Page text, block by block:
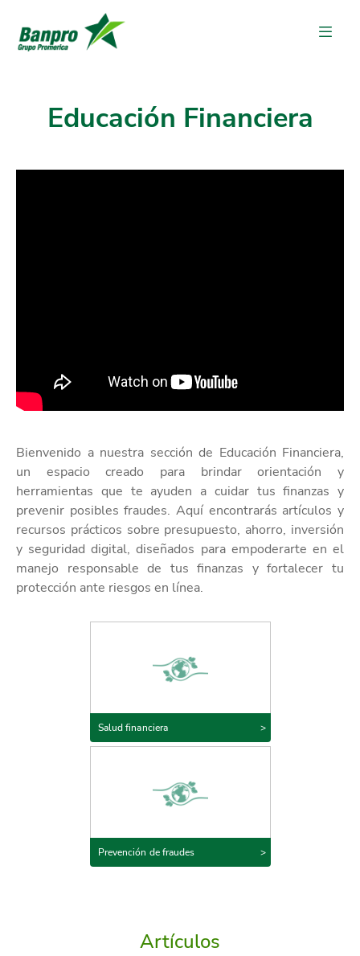
Educación Financiera
Bienvenido a nuestra sección de Educación Financiera,
un espacio creado para brindar orientación y
herramientas que te ayuden a cuidar tus finanzas y
prevenir posibles fraudes. Aquí encontrarás artículos y
recursos prácticos sobre presupuesto, ahorro, inversión
y seguridad digital, diseñados para empoderarte en el
manejo responsable de tus finanzas y fortalecer tu
protección ante riesgos en línea.
Salud financiera
Prevención de fraudes
Artículos